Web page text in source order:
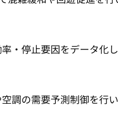
率・停止要因をデータ化
空調の需要予測制御を行